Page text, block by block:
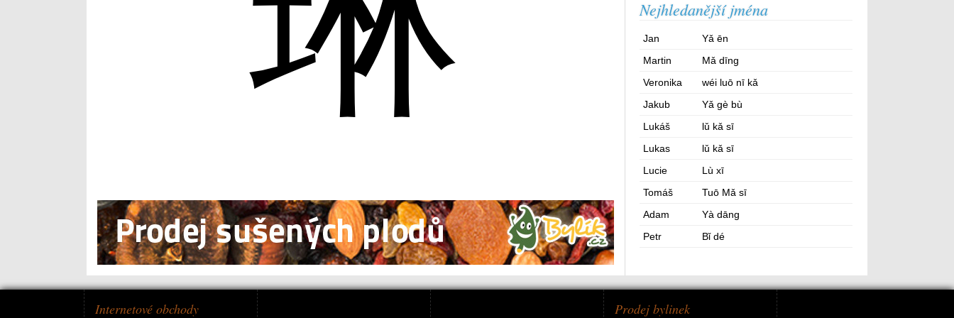
Nejhledanější jména
Jan
Yǎ ēn
Martin
Mǎ dīng
Veronika
wéi luō nī kǎ
Jakub
Yǎ gè bù
Lukáš
lǔ kǎ sī
Lukas
lǔ kǎ sī
Lucie
Lù xī
Tomáš
Tuō Mǎ sī
Adam
Yà dāng
Petr
Bǐ dé
Internetové obchody Prodej bylinek